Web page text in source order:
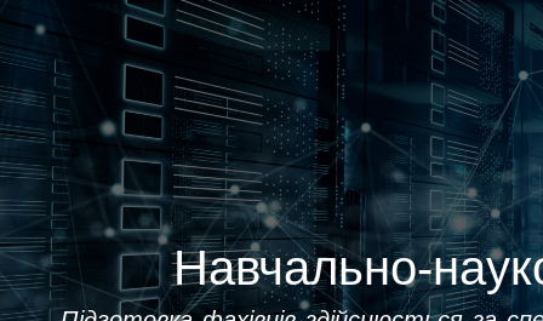
користувача
Навчально-